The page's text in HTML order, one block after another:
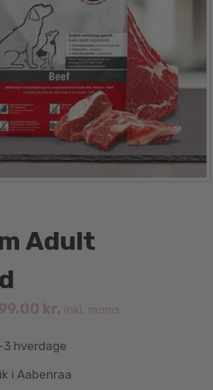
Adult
kr. inkl. moms
3 hverdage
i Aabenraa